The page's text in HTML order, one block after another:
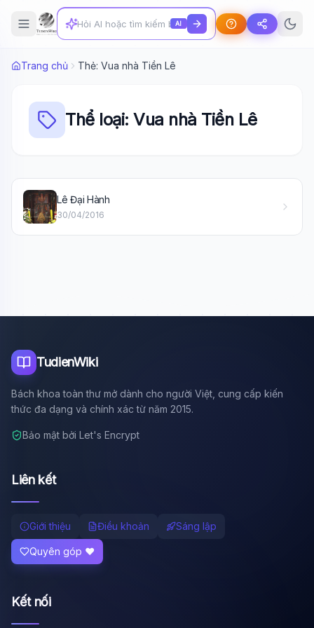
AI
Trang chủ Thẻ: Vua nhà Tiền Lê
Thể loại: Vua nhà Tiền Lê
Lê Đại Hành
30/04/2016
TudienWiki
Bách khoa toàn thư mở dành cho người Việt, cung cấp kiến
thức đa dạng và chính xác từ năm 2015.
Bảo mật bởi Let's Encrypt
Liên kết
Giới thiệu Điều khoản Sáng lập
Quyên góp ❤️
Kết nối
🤖Sẵn sàng hỗ trợ
Tôi là trợ lý AI của TuDienWiki. Hãy hỏi tôi bất kỳ điều gì
🪐 Sao Mộc là gì?
🔬 Albert Einstein